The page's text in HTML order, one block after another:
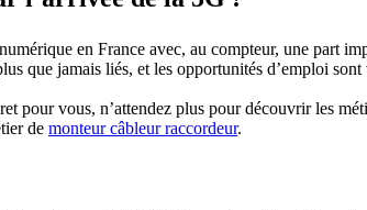
en France avec, au compteur, une part
que jamais liés, et les opportunités d’emploi sont
pour vous, n’attendez plus pour découvrir les
de monteur câbleur raccordeur.